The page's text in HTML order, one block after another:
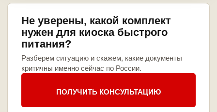
Не уверены, какой комплект
нужен для киоска быстрого
питания?
Разберем ситуацию и скажем, какие документы
критичны именно сейчас по России.
ПОЛУЧИТЬ КОНСУЛЬТАЦИЮ